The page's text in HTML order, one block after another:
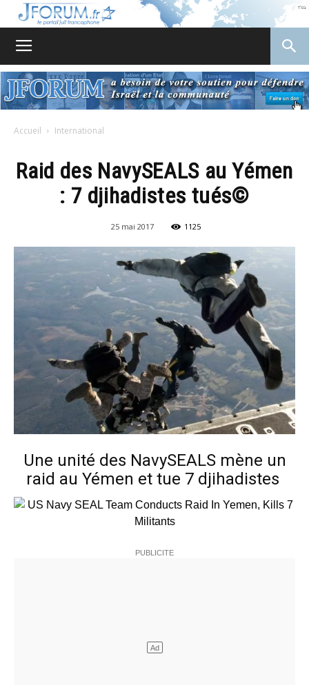
Accueil International
Raid des NavySEALS au Yémen
: 7 djihadistes tués©
25 mai 2017 1125
Une unité des NavySEALS mène un
raid au Yémen et tue 7 djihadistes